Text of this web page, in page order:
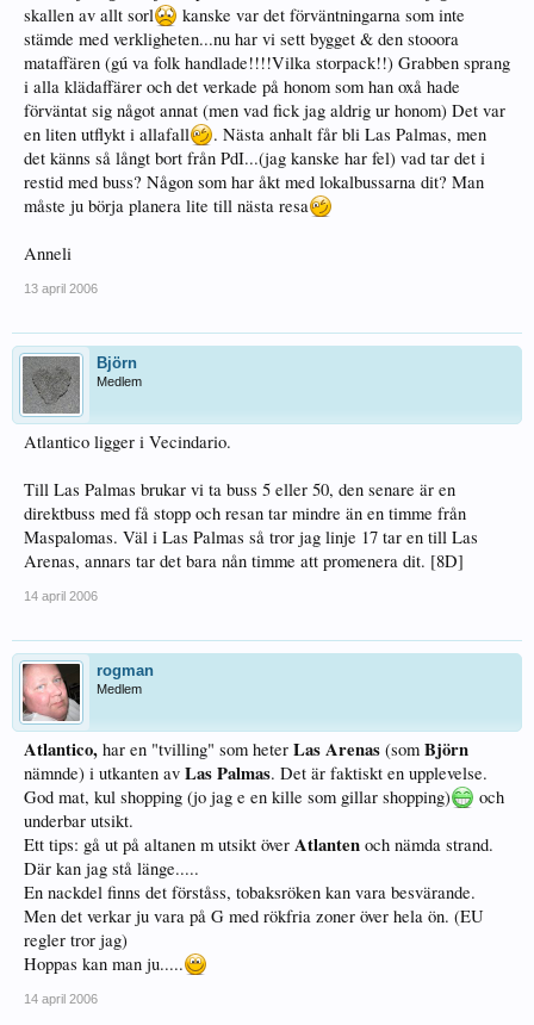
skallen av allt sorl
kanske var det förväntningarna som inte
stämde med verkligheten...nu har vi sett bygget & den stooora
mataffären (gú va folk handlade!!!!Vilka storpack!!) Grabben sprang
i alla klädaffärer och det verkade på honom som han oxå hade
förväntat sig något annat (men vad fick jag aldrig ur honom) Det var
en liten utflykt i allafall
. Nästa anhalt får bli Las Palmas, men
det känns så långt bort från PdI...(jag kanske har fel) vad tar det i
restid med buss? Någon som har åkt med lokalbussarna dit? Man
måste ju börja planera lite till nästa resa
Anneli
13 april 2006
Björn
Medlem
Atlantico ligger i Vecindario.
Till Las Palmas brukar vi ta buss 5 eller 50, den senare är en
direktbuss med få stopp och resan tar mindre än en timme från
Maspalomas. Väl i Las Palmas så tror jag linje 17 tar en till Las
Arenas, annars tar det bara nån timme att promenera dit. [8D]
14 april 2006
rogman
Medlem
Atlantico, har en "tvilling" som heter Las Arenas (som Björn
nämnde) i utkanten av Las Palmas. Det är faktiskt en upplevelse.
God mat, kul shopping (jo jag e en kille som gillar shopping)
och
underbar utsikt.
Ett tips: gå ut på altanen m utsikt över Atlanten och nämda strand.
Där kan jag stå länge.....
En nackdel finns det förståss, tobaksröken kan vara besvärande.
Men det verkar ju vara på G med rökfria zoner över hela ön. (EU
regler tror jag)
Hoppas kan man ju.....
14 april 2006